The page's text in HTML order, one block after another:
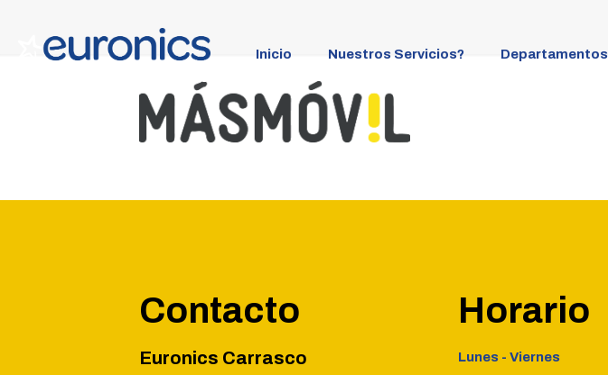
Inicio Nuestros Servicios? Departamentos
Contacto
Euronics Carrasco
Horario
Lunes - Viernes